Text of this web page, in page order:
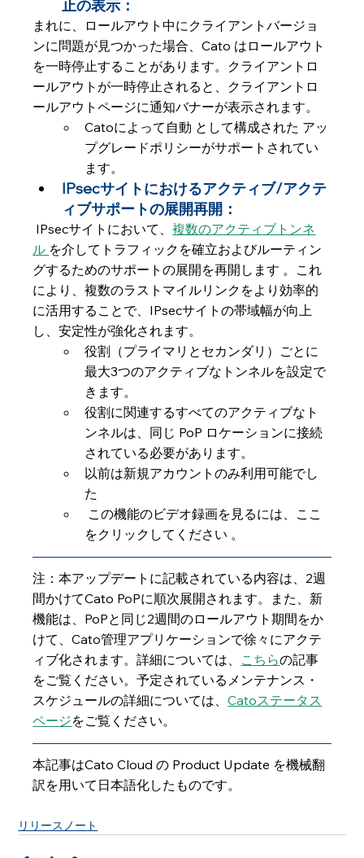
止の表示：
まれに、ロールアウト中にクライアントバージョ
ンに問題が見つかった場合、Cato はロールアウト
を一時停止することがあります。クライアントロ
ールアウトが一時停止されると、クライアントロ
ールアウトページに通知バナーが表示されます。
Catoによって自動 として構成された アッ
プグレードポリシーがサポートされてい
ます。
IPsecサイトにおけるアクティブ/アクテ
ィブサポートの展開再開：
IPsecサイトにおいて、複数のアクティブトンネ
ル を介してトラフィックを確立およびルーティン
グするためのサポートの展開を再開します 。これ
により、複数のラストマイルリンクをより効率的
に活用することで、IPsecサイトの帯域幅が向上
し、安定性が強化されます。
役割（プライマリとセカンダリ）ごとに
最大3つのアクティブなトンネルを設定で
きます。
役割に関連するすべてのアクティブなト
ンネルは、同じ PoP ロケーションに接続
されている必要があります。
以前は新規アカウントのみ利用可能でし
た
をクリックしてください 。
注：本アップデートに記載されている内容は、2週
間かけてCato PoPに順次展開されます。また、新
機能は、PoPと同じ2週間のロールアウト期間をか
けて、Cato管理アプリケーションで徐々にアクテ
ィブ化されます。詳細については、 こちらの記事
をご覧ください。予定されているメンテナンス・
スケジュールの詳細については、Catoステータス
ページをご覧ください。
本記事はCato Cloud の Product Update を機械翻
訳を用いて日本語化したものです。
リリースノート